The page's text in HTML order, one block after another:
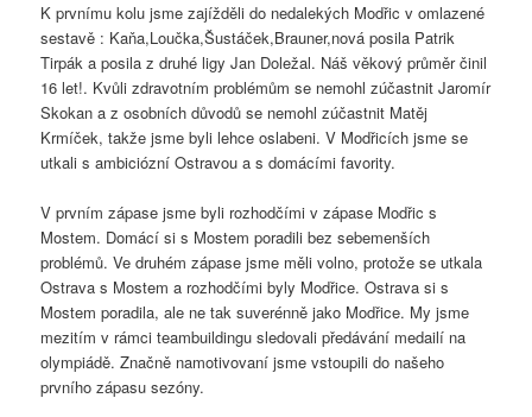
K prvnímu kolu jsme zajížděli do nedalekých Modřic v omlazené
sestavě : Kaňa,Loučka,Šustáček,Brauner,nová posila Patrik
Tirpák a posila z druhé ligy Jan Doležal. Náš věkový průměr činil
16 let!. Kvůli zdravotním problémům se nemohl zúčastnit Jaromír
Skokan a z osobních důvodů se nemohl zúčastnit Matěj
Krmíček, takže jsme byli lehce oslabeni. V Modřicích jsme se
utkali s ambiciózní Ostravou a s domácími favority.
V prvním zápase jsme byli rozhodčími v zápase Modřic s
Mostem. Domácí si s Mostem poradili bez sebemenších
problémů. Ve druhém zápase jsme měli volno, protože se utkala
Ostrava s Mostem a rozhodčími byly Modřice. Ostrava si s
Mostem poradila, ale ne tak suverénně jako Modřice. My jsme
mezitím v rámci teambuildingu sledovali předávání medailí na
olympiádě. Značně namotivovaní jsme vstoupili do našeho
prvního zápasu sezóny.